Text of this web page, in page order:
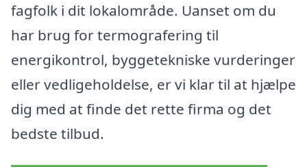
fagfolk i dit lokalområde. Uanset om du
har brug for termografering til
energikontrol, byggetekniske vurderinger
eller vedligeholdelse, er vi klar til at hjælpe
dig med at finde det rette firma og det
bedste tilbud.